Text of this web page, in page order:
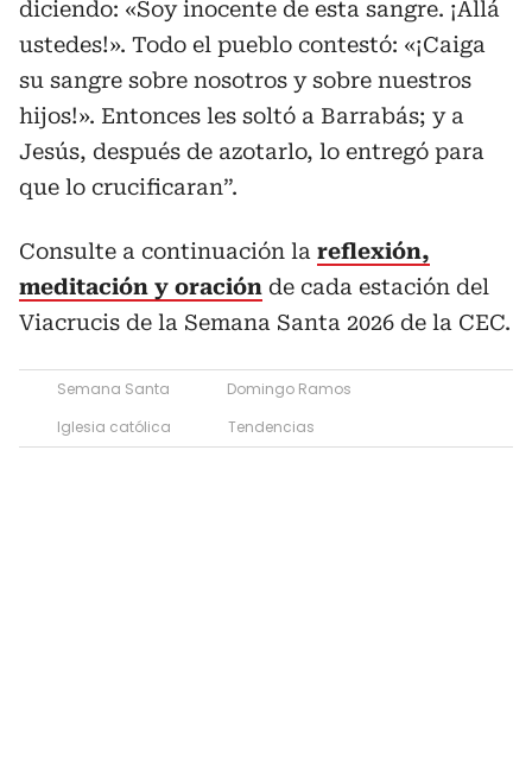
diciendo: «Soy inocente de esta sangre. ¡Allá
ustedes!». Todo el pueblo contestó: «¡Caiga
su sangre sobre nosotros y sobre nuestros
hijos!». Entonces les soltó a Barrabás; y a
Jesús, después de azotarlo, lo entregó para
que lo crucificaran”.
Consulte a continuación la reflexión,
meditación y oración de cada estación del
Viacrucis de la Semana Santa 2026 de la CEC.
Semana Santa
Domingo Ramos
Iglesia católica
Tendencias